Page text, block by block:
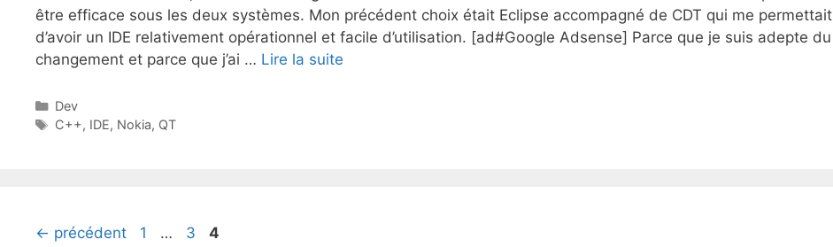
être efficace sous les deux systèmes. Mon précédent choix était Eclipse accompagné de CDT qui me permettait
d’avoir un IDE relativement opérationnel et facile d’utilisation. [ad#Google Adsense] Parce que je suis adepte du
changement et parce que j’ai … Lire la suite
Catégories
Dev
Étiquettes
C++, IDE, Nokia, QT
← précédent Page
1 … Page
3 Page
4